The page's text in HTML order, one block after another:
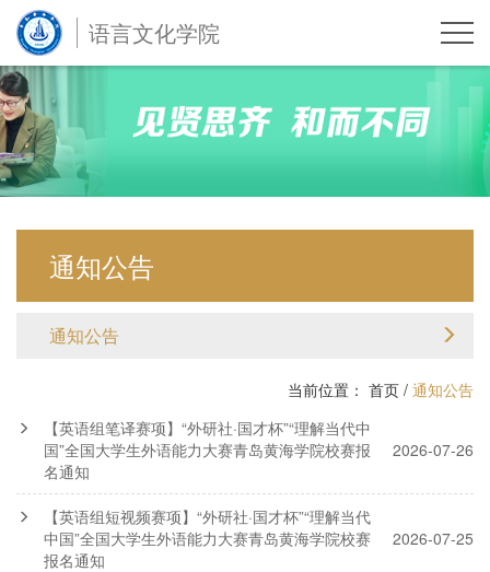
语言文化学院
通知公告
通知公告
当前位置： 首页 / 通知公告
【英语组笔译赛项】“外研社·国才杯”“理解当代中
国”全国大学生外语能力大赛青岛黄海学院校赛报
名通知
2026-07-26
【英语组短视频赛项】“外研社·国才杯”“理解当代
中国”全国大学生外语能力大赛青岛黄海学院校赛
报名通知
2026-07-25